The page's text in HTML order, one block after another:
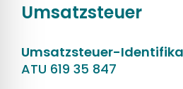
Umsatzsteuer
Umsatzsteuer-
ATU 619 35 847